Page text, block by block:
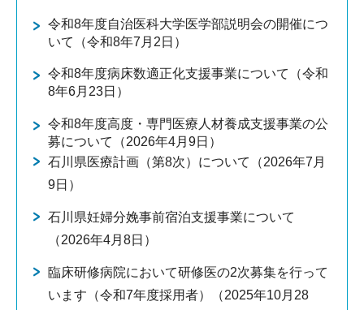
令和8年度自治医科大学医学部説明会の開催につ
いて（令和8年7月2日）
令和8年度病床数適正化支援事業について（令和
8年6月23日）
令和8年度高度・専門医療人材養成支援事業の公
募について（2026年4月9日）
石川県医療計画（第8次）について（2026年7月
9日）
石川県妊婦分娩事前宿泊支援事業について
（2026年4月8日）
臨床研修病院において研修医の2次募集を行って
います（令和7年度採用者）（2025年10月28